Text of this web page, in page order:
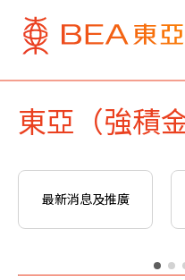
東亞（強積
最新消息及推廣